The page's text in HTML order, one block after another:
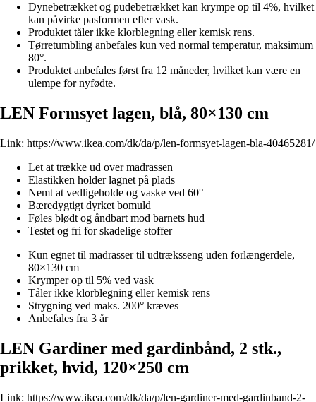
Dynebetrækket og pudebetrækket kan krympe op til 4%, hvilket
kan påvirke pasformen efter vask.
Produktet tåler ikke klorblegning eller kemisk rens.
Tørretumbling anbefales kun ved normal temperatur, maksimum
80°.
Produktet anbefales først fra 12 måneder, hvilket kan være en
ulempe for nyfødte.
LEN Formsyet lagen, blå, 80×130 cm
Link: https://www.ikea.com/dk/da/p/len-formsyet-lagen-bla-40465281/
Let at trække ud over madrassen
Elastikken holder lagnet på plads
Nemt at vedligeholde og vaske ved 60°
Bæredygtigt dyrket bomuld
Føles blødt og åndbart mod barnets hud
Testet og fri for skadelige stoffer
Kun egnet til madrasser til udtræksseng uden forlængerdele,
80×130 cm
Krymper op til 5% ved vask
Tåler ikke klorblegning eller kemisk rens
Strygning ved maks. 200° kræves
Anbefales fra 3 år
LEN Gardiner med gardinbånd, 2 stk.,
prikket, hvid, 120×250 cm
Link: https://www.ikea.com/dk/da/p/len-gardiner-med-gardinband-2-